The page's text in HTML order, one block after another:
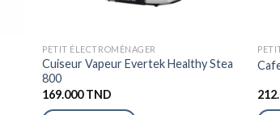
PETIT ÉLECTROMÉNAGER
Cuiseur Vapeur Evertek Healthy Stea
800
169.000TND